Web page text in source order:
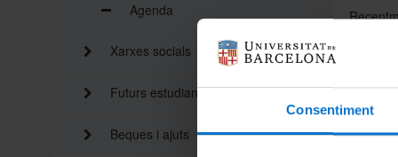
Consentiment
Agenda
Xarxes socials
Futurs estudiants
Beques i ajuts
llibres:
que